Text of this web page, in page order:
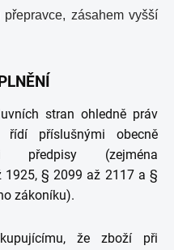
zásahem vyšší
stran ohledně práv
příslušnými obecně
předpisy (zejména
§ 2099 až 2117 a §
zákoníku).
že zboží při